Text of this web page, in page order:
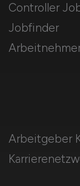
Controller
Jobfinder
Arbeitgeber